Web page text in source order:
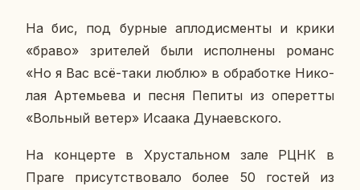
На бис, под бурные ап­ло­дис­мен­ты и крики
«браво» зри­те­лей были ис­пол­не­ны романс
«Но я Вас всё-таки люблю» в об­ра­бот­ке Ни­ко­
лая Ар­те­мье­ва и песня Пепиты из опе­рет­ты
«Воль­ный ветер» Исаака Ду­на­ев­ско­го.
На кон­цер­те в Хру­сталь­ном зале РЦНК в
Праге при­сут­ство­ва­ло более 50 гостей из